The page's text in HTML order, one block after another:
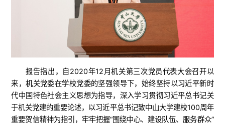
报告指出，自2020年12月机关第三次党员代表大会召开以
来，机关党委在学校党委的坚强领导下，始终坚持以习近平新时
代中国特色社会主义思想为指导，深入学习贯彻习近平总书记关
于机关党建的重要论述，以习近平总书记致中山大学建校100周年
重要贺信精神为指引，牢牢把握“围绕中心、建设队伍、服务群众”